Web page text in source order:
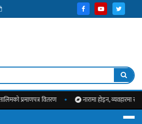
वितरण नारामा होइन, व्यवहारमा स्वच्छता